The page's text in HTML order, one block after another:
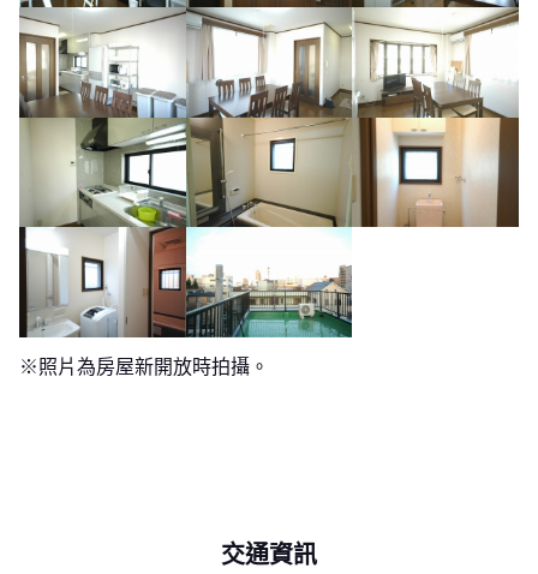
※照片為房屋新開放時拍攝。
交通資訊